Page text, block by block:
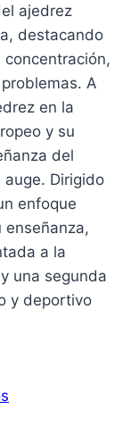
ajedrez
destacando
A
en la
y su
del
Dirigido
enfoque
enseñanza,
a la
una segunda
y deportivo